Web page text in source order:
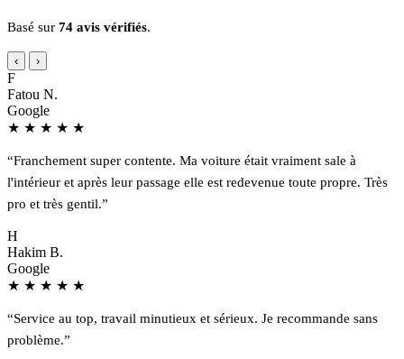
Basé sur 74 avis vérifiés.
‹ ›
F
Fatou N.
Google
★ ★ ★ ★ ★
“Franchement super contente. Ma voiture était vraiment sale à
l'intérieur et après leur passage elle est redevenue toute propre. Très
pro et très gentil.”
H
Hakim B.
Google
★ ★ ★ ★ ★
“Service au top, travail minutieux et sérieux. Je recommande sans
problème.”